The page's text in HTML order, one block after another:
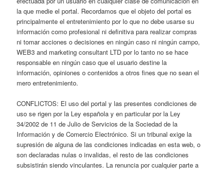
la que medie el portal. Recordamos que el objeto del portal es
principalmente el entretenimiento por lo que no debe usarse su
información como profesional ni definitiva para realizar compras
ni tomar acciones o decisiones en ningún caso ni ningún campo,
WEB3 and marketing consultant LTD por lo tanto no se hace
responsable en ningún caso que el usuario destine la
información, opiniones o contenidos a otros fines que no sean el
mero entretenimiento.
CONFLICTOS: El uso del portal y las presentes condiciones de
uso se rigen por la Ley española y en particular por la Ley
34/2002 de 11 de Julio de Servicios de la Sociedad de la
Información y de Comercio Electrónico. Si un tribunal exige la
supresión de alguna de las condiciones indicadas en esta web, o
son declaradas nulas o invalidas, el resto de las condiciones
subsistirán siendo vinculantes. La renuncia por cualquier parte a